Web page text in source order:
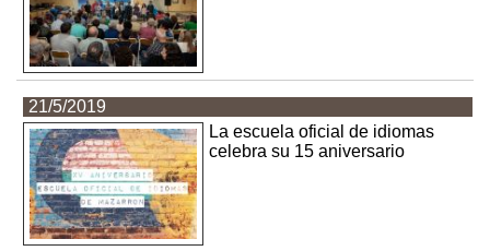
21/5/2019
La escuela oficial de idiomas
celebra su 15 aniversario